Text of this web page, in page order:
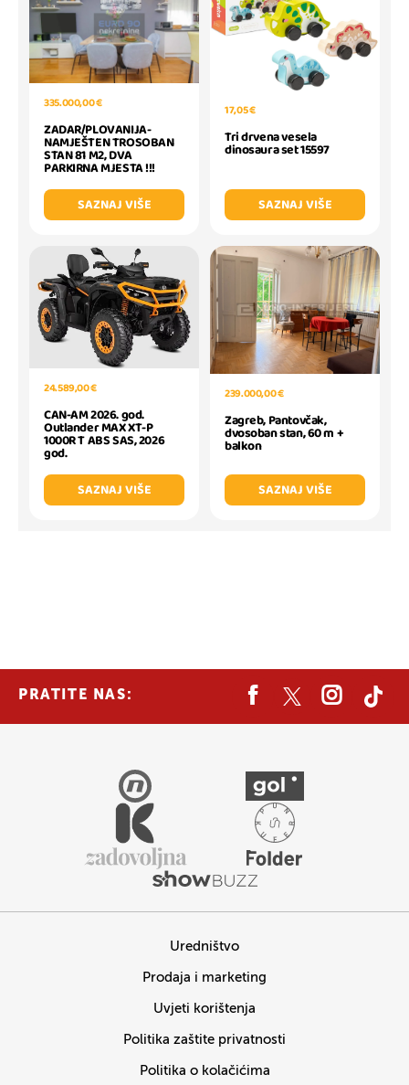
335.000,00 €
ZADAR/PLOVANIJA-
NAMJEŠTEN TROSOBAN
STAN 81 M2, DVA
PARKIRNA MJESTA !!!
SAZNAJ VIŠE
17,05 €
Tri drvena vesela
dinosaura set 15597
SAZNAJ VIŠE
24.589,00 €
CAN-AM 2026. god.
Outlander MAX XT-P
1000R T ABS SAS, 2026
god.
SAZNAJ VIŠE
239.000,00 €
Zagreb, Pantovčak,
dvosoban stan, 60 m +
balkon
SAZNAJ VIŠE
PRATITE NAS:
Uredništvo
Prodaja i marketing
Uvjeti korištenja
Politika zaštite privatnosti
Politika o kolačićima